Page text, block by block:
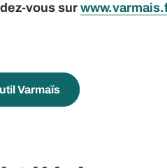
vous sur
Varmaïs